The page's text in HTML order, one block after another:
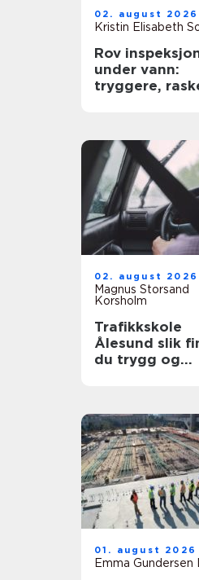
02. august 2026
Kristin Elisabeth
Rov
under vann:
tryggere,
02. august 2026
Magnus Storsand
Korsholm
Trafikkskole
Ålesund slik finner
du trygg og
01. august 2026
Emma Gundersen